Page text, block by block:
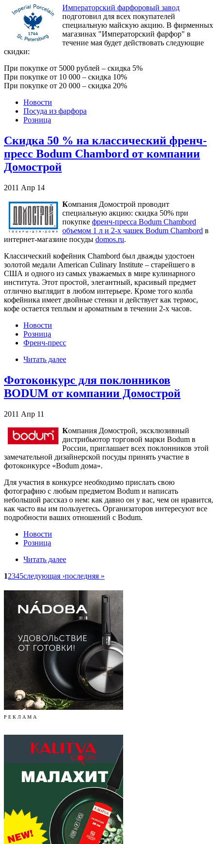
Императорский фарфоровый завод
подготовил для всех покупателей
специальную майскую акцию. В фирменных
магазинах "Императорский фарфор" в
течение мая будет действовать следующие
скидки:
При покупке от 5000 рублей – скидка 5%
При покупке от 10 000 – скидка 10%
При покупке от 20 000 – скидка 20%
Новости
Посуда из фарфора
Розница
Скидка 50 % на классический френч-
пресс Bodum Chambord от компании
Домострой
2011 Апр 14
Компания Домострой проводит
специальную акцию: скидка 50% при
покупке френч-пресса Bodum Chambord
объемом 1 л и 2-х чашек Bodum Chambord в
интернет-магазине посуды domos.ru.
Классический кофейник Chambord был дважды удостоен
золотой медали American Culinary Institute – старейшего в
США и одного из самых уважаемых в мире кулинарного
института. Этот простой, элегантный, красивый предмет
отлично выглядит в любом интерьере. Кроме того колба
кофейника имеет двойные стенки и действует как термос,
кофе остается теплым и ароматным в течении 2-х часов.
Новости
Розница
Френч-пресс
Читать далее
Фотоконкурс для поклонников
BODUM от компании Домострой
2011 Апр 11
Компания Домострой, эксклюзивный
дистрибьютор торговой марки Bodum в
России, приглашает всех поклонников этой
замечательной дизайнерской посуды принять участие в
фотоконкурсе «Bodum дома».
Для участия в конкурсе необходимо прислать свою
фотографию с любым предметом Bodum и написать
небольшой рассказ о нем: как давно он у вас, чем он нравится,
как часто вы им пользуетесь. Организаторов интересуют все
подробности ваших отношений с Bodum.
Новости
Розница
Читать далее
12345следующая ›последняя »
Р Е К Л А М А